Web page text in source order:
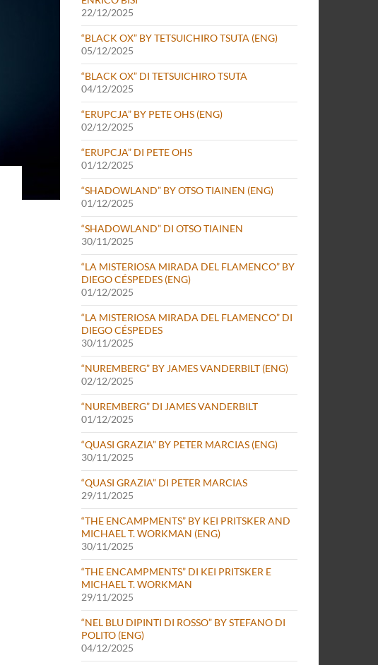
22/12/2025
“BLACK OX” BY TETSUICHIRO TSUTA (ENG)
05/12/2025
“BLACK OX” DI TETSUICHIRO TSUTA
04/12/2025
“ERUPCJA” BY PETE OHS (ENG)
02/12/2025
“ERUPCJA” DI PETE OHS
01/12/2025
“SHADOWLAND” BY OTSO TIAINEN (ENG)
01/12/2025
“SHADOWLAND” DI OTSO TIAINEN
30/11/2025
“LA MISTERIOSA MIRADA DEL FLAMENCO” BY
DIEGO CÉSPEDES (ENG)
01/12/2025
“LA MISTERIOSA MIRADA DEL FLAMENCO” DI
DIEGO CÉSPEDES
30/11/2025
“NUREMBERG” BY JAMES VANDERBILT (ENG)
02/12/2025
“NUREMBERG” DI JAMES VANDERBILT
01/12/2025
“QUASI GRAZIA” BY PETER MARCIAS (ENG)
30/11/2025
“QUASI GRAZIA” DI PETER MARCIAS
29/11/2025
“THE ENCAMPMENTS” BY KEI PRITSKER AND
MICHAEL T. WORKMAN (ENG)
30/11/2025
“THE ENCAMPMENTS” DI KEI PRITSKER E
MICHAEL T. WORKMAN
29/11/2025
“NEL BLU DIPINTI DI ROSSO” BY STEFANO DI
POLITO (ENG)
04/12/2025